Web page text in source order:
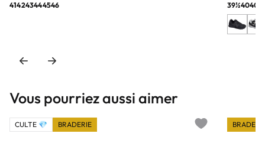
414243444546 39½4040½
Vous pourriez aussi aimer
CULTE 💎 BRADERIE